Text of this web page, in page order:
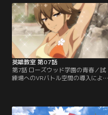
イドに「殺してほしい」と依頼す
る。実は魔族とのハーフである彼女
は、自分の中の魔獣を制御できず苦
しんでいたのだ。だがブレイドは、
そこで敢えて魔獣を引き出す荒療治
を開始。
英雄教室 第07話
第7話 ローズウッド学園の青春／試
練場へのVRバトル空間の導入によ
女性ペアであるクレア＆イェシカと